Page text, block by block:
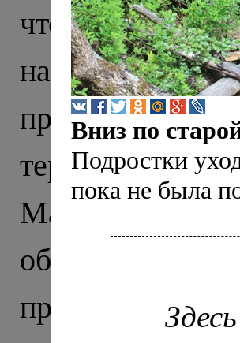
что тысячу
находили
прекрасно
территории
Маршрут
объединил
православия
Вниз по
Подростки
пока не была